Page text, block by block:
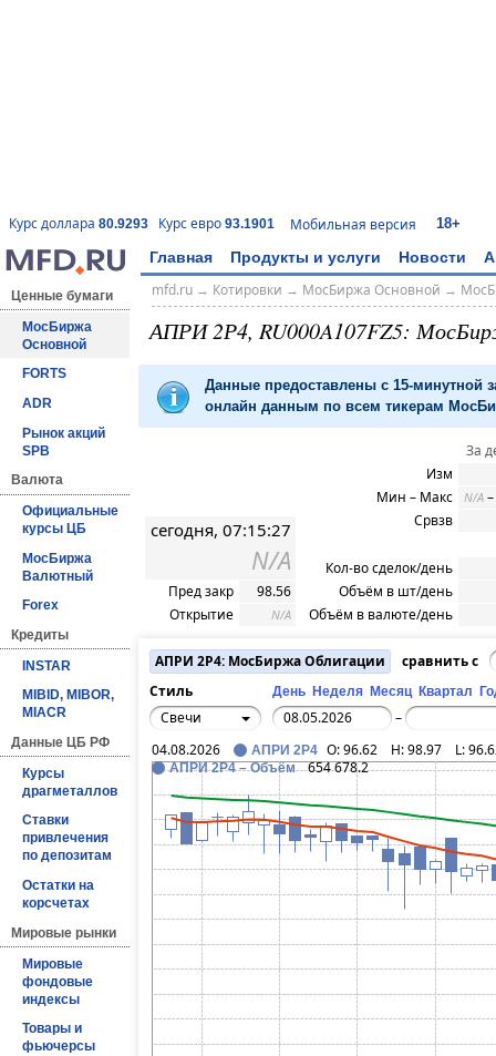
Курс доллара 80.9293 Курс евро 93.1901 Мобильная версия 18+
Главная Продукты и услуги Новости
Ценные бумаги
МосБиржа
Основной
FORTS
ADR
Рынок акций
SPB
Валюта
Официальные
курсы ЦБ
МосБиржа
Валютный
Forex
Кредиты
INSTAR
MIBID, MIBOR,
MIACR
Данные ЦБ РФ
Курсы
драгметаллов
Ставки
привлечения
по депозитам
Остатки на
корсчетах
Мировые рынки
Мировые
фондовые
индексы
Товары и
фьючерсы
mfd.ru→ Котировки → МосБиржа Основной →
АПРИ 2Р4, RU000A107FZ5:
Данные предоставлены с 15-минутной
онлайн данным по всем тикерам
сегодня, 07:15:27
N/A
Пред закр
98.56
Открытие
N/A
За
Изм
Мин – Макс
N/A –
Срвзв
Кол-во сделок/день
Объём в шт/день
Объём в валюте/день
АПРИ 2Р4: МосБиржа Облигации
сравнить с
Стиль
День Неделя Месяц Квартал
Свечи
–
04.08.2026
АПРИ 2Р4 O:96.62 H:98.97 L:
АПРИ 2Р4 – Объём 654 678.2